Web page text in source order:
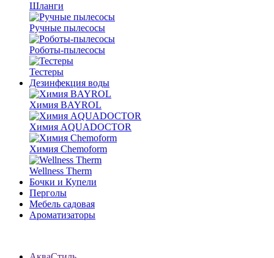
Шланги
Ручные пылесосы
Роботы-пылесосы
Тестеры
Дезинфекция воды
Химия BAYROL
Химия AQUADOCTOR
Химия Chemoform
Wellness Therm
Бочки и Купели
Перголы
Мебель садовая
Ароматизаторы